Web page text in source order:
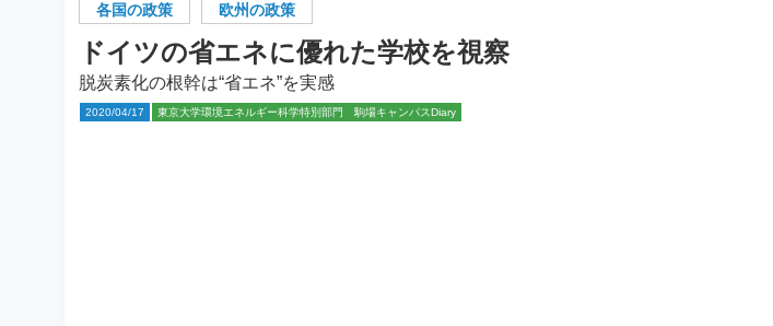
各国の政策 欧州の政策
ドイツの省エネに優れた学校を視察
脱炭素化の根幹は“省エネ”を実感
2020/04/17 東京大学環境エネルギー科学特別部門 駒場キャンパスDiary